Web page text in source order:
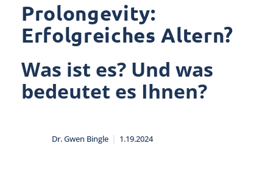
Prolongevity:
Erfolgreiches Altern?
Was ist es? Und was
bedeutet es Ihnen?
Dr. Gwen Bingle | 1.19.2024